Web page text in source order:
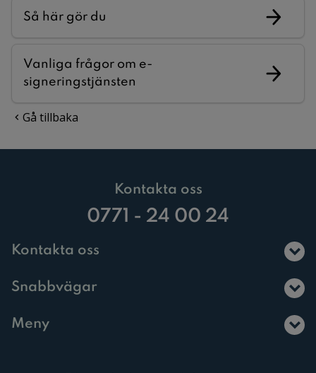
Så här gör du
Vanliga frågor om e-
signeringstjänsten
Gå tillbaka
Kontakta oss
0771 - 24 00 24
Kontakta oss
Snabbvägar
Meny